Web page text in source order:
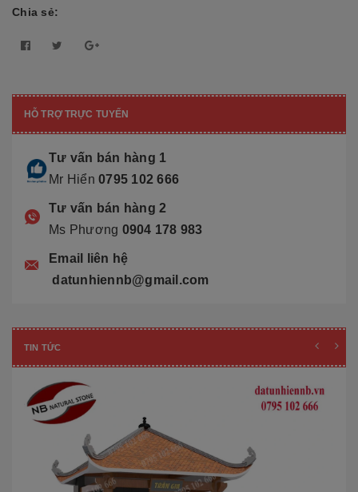
Chia sẻ:
HỖ TRỢ TRỰC TUYẾN
Tư vấn bán hàng 1
Mr Hiển 0795 102 666
Tư vấn bán hàng 2
Ms Phương 0904 178 983
Email liên hệ
datunhiennb@gmail.com
TIN TỨC